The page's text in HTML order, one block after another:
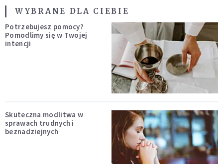
WYBRANE DLA CIEBIE
Potrzebujesz pomocy?
Pomodlimy się w Twojej
intencji
Skuteczna modlitwa w
sprawach trudnych i
beznadziejnych